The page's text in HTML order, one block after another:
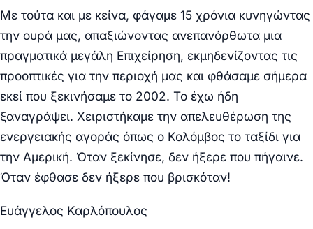
Με τούτα και με κείνα, φάγαμε 15 χρόνια κυνηγώντας
την ουρά μας, απαξιώνοντας ανεπανόρθωτα μια
πραγματικά μεγάλη Επιχείρηση, εκμηδενίζοντας τις
προοπτικές για την περιοχή μας και φθάσαμε σήμερα
εκεί που ξεκινήσαμε το 2002. Το έχω ήδη
ξαναγράψει. Χειριστήκαμε την απελευθέρωση της
ενεργειακής αγοράς όπως ο Κολόμβος το ταξίδι για
την Αμερική. Όταν ξεκίνησε, δεν ήξερε που πήγαινε.
Όταν έφθασε δεν ήξερε που βρισκόταν!
Ευάγγελος Καρλόπουλος